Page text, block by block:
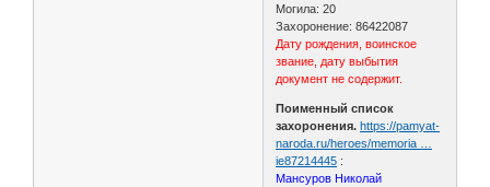
Могила: 20
Захоронение: 86422087
Дату рождения, воинское
звание, дату выбытия
документ не содержит.
Поименный список
захоронения. https://pamyat-
naroda.ru/heroes/memoria …
ie87214445 :
Мансуров Николай